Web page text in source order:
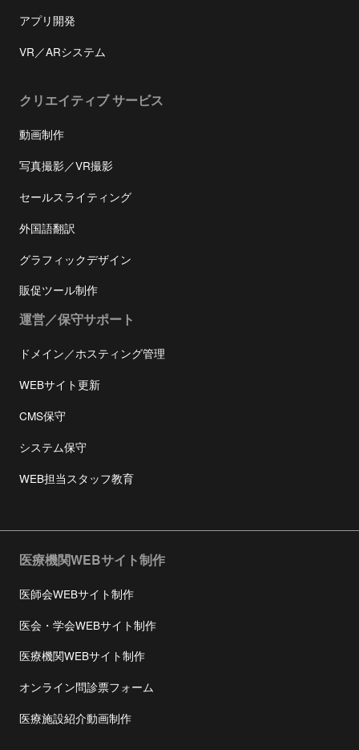
アプリ開発
VR／ARシステム
クリエイティブ サービス
動画制作
写真撮影／VR撮影
セールスライティング
外国語翻訳
グラフィックデザイン
販促ツール制作
運営／保守サポート
ドメイン／ホスティング管理
WEBサイト更新
CMS保守
システム保守
WEB担当スタッフ教育
医療機関WEBサイト制作
医師会WEBサイト制作
医会・学会WEBサイト制作
医療機関WEBサイト制作
オンライン問診票フォーム
医療施設紹介動画制作